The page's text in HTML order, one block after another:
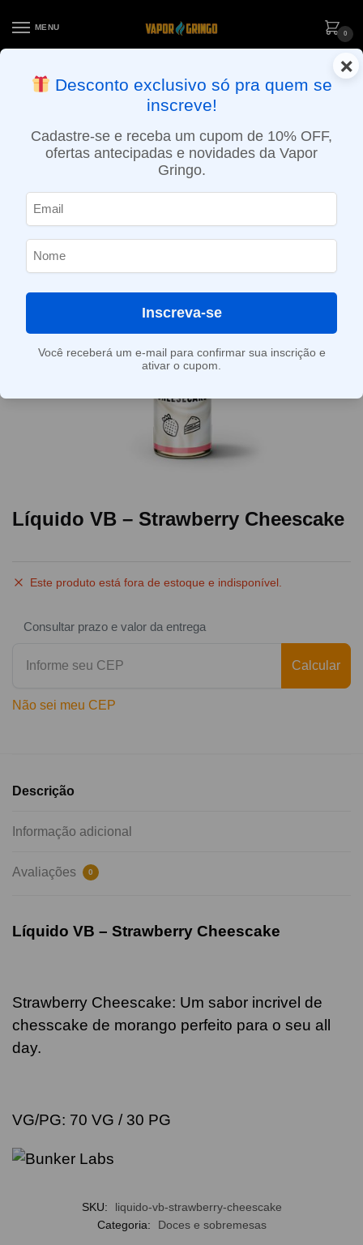
MENU
0
ENTREGA NO MESMO DIA EM SÃO PAULO (SEG A SEX): PEDIDOS
APROVADOS ATÉ 15:30 VIA MOTOBOY
Líquido VB – Strawberry Cheescake
Este produto está fora de estoque e indisponível.
Consultar prazo e valor da entrega
Calcular
Não sei meu CEP
Descrição
Informação adicional
Avaliações 0
Líquido VB – Strawberry Cheescake
Strawberry Cheescake: Um sabor incrivel de
chesscake de morango perfeito para o seu all
day.
VG/PG: 70 VG / 30 PG
SKU:
liquido-vb-strawberry-cheescake
Categoria:
Doces e sobremesas
×
Desconto exclusivo só pra quem se
inscreve!
Cadastre-se e receba um cupom de 10% OFF,
ofertas antecipadas e novidades da Vapor
Gringo.
Inscreva-se
Você receberá um e-mail para confirmar sua inscrição e
ativar o cupom.